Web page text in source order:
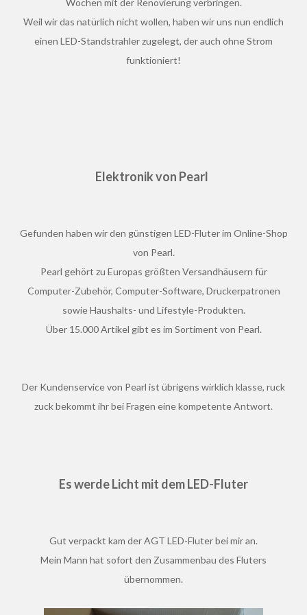
Wochen mit der Renovierung verbringen.
Weil wir das natürlich nicht wollen, haben wir uns nun endlich
einen LED-Standstrahler zugelegt, der auch ohne Strom
funktioniert!
Elektronik von Pearl
Gefunden haben wir den günstigen LED-Fluter im Online-Shop
von Pearl.
Pearl gehört zu Europas größten Versandhäusern für
Computer-Zubehör, Computer-Software, Druckerpatronen
sowie Haushalts- und Lifestyle-Produkten.
Über 15.000 Artikel gibt es im Sortiment von Pearl.
Der Kundenservice von Pearl ist übrigens wirklich klasse, ruck
zuck bekommt ihr bei Fragen eine kompetente Antwort.
Es werde Licht mit dem LED-Fluter
Gut verpackt kam der AGT LED-Fluter bei mir an.
Mein Mann hat sofort den Zusammenbau des Fluters
übernommen.